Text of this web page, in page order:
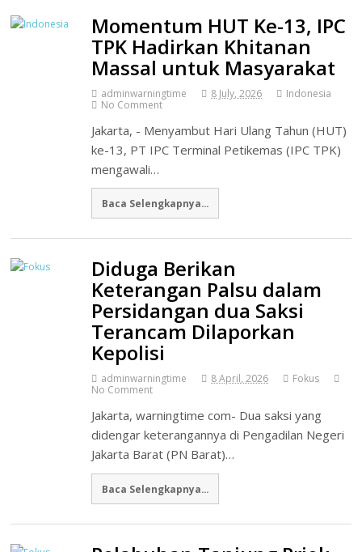
Momentum HUT Ke-13, IPC
TPK Hadirkan Khitanan
Massal untuk Masyarakat
adminwarningtime 8 July, 2026
Indonesia
No Comment
Jakarta, - Menyambut Hari Ulang Tahun (HUT)
ke-13, PT IPC Terminal Petikemas (IPC TPK)
mengawali…
Baca Selengkapnya...
Diduga Berikan
Keterangan Palsu dalam
Persidangan dua Saksi
Terancam Dilaporkan
Kepolisi
adminwarningtime 8 April, 2026
Fokus
No Comment
Jakarta, warningtime com- Dua saksi yang
didengar keterangannya di Pengadilan Negeri
Jakarta Barat (PN Barat)…
Baca Selengkapnya...